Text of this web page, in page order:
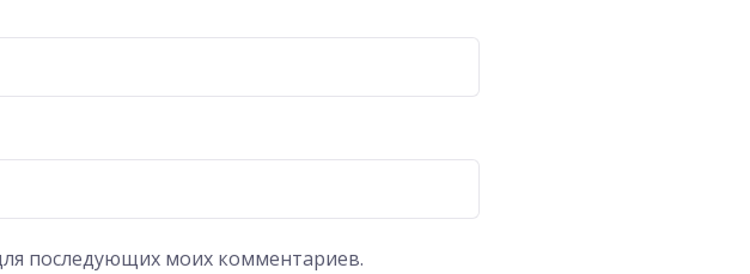
последующих моих комментариев.